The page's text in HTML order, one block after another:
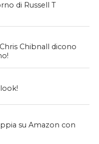
di Russell T
Chibnall dicono
su Amazon con